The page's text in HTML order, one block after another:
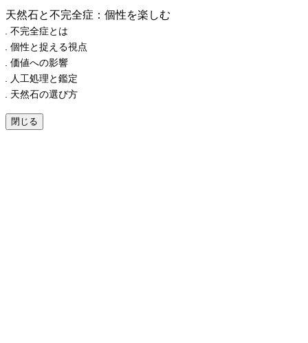
天然石と不完全症：個性を楽しむ
不完全症とは
個性と捉える視点
価値への影響
人工処理と鑑定
天然石の選び方
閉じる